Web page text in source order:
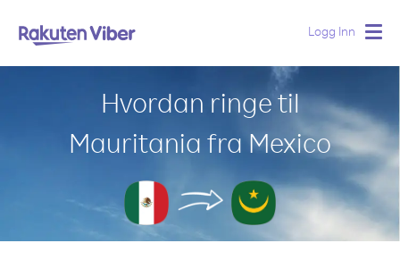
Logg Inn
Hvordan ringe til
Mauritania fra Mexico